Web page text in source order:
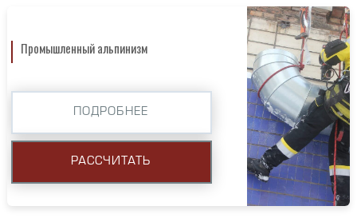
Промышленный альпинизм
ПОДРОБНЕЕ
РАССЧИТАТЬ